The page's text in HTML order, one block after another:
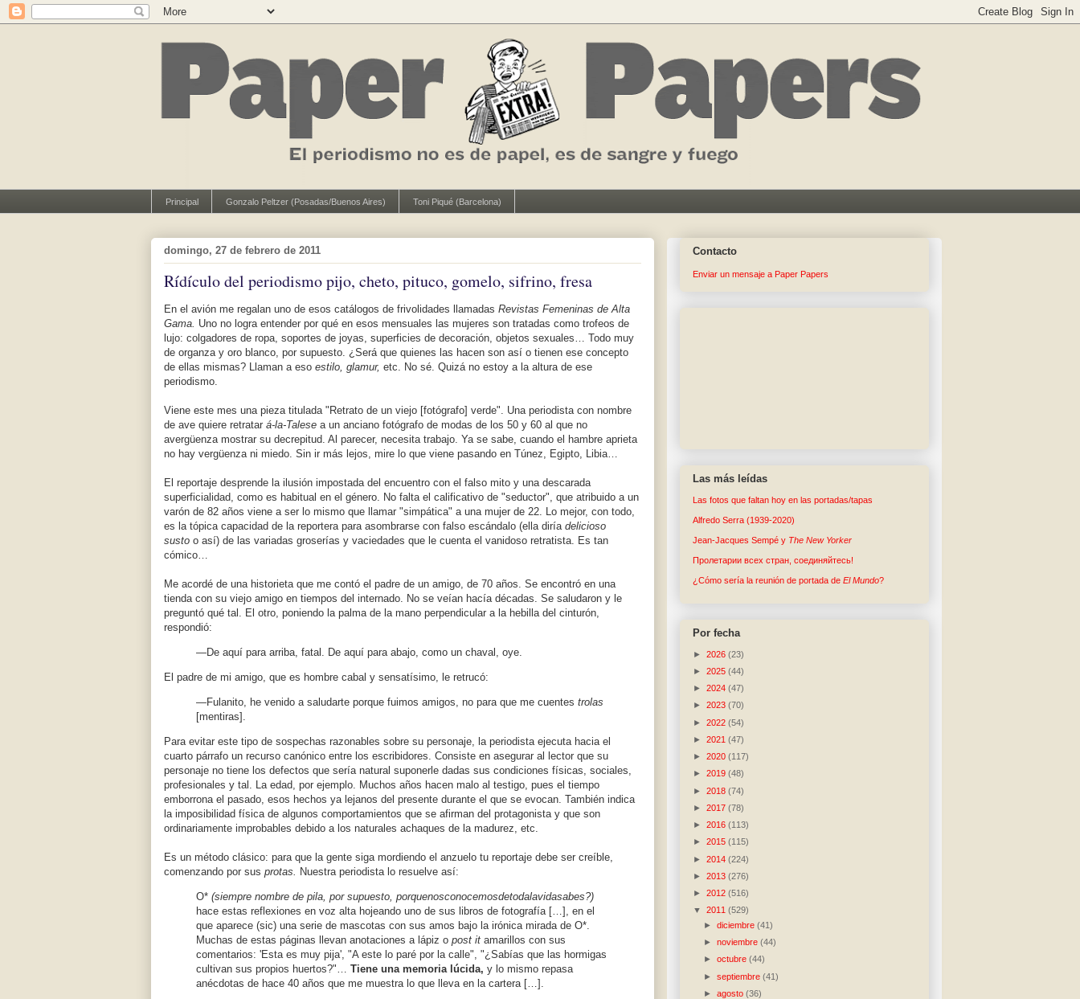
Principal Gonzalo Peltzer (Posadas/Buenos Aires) Toni Piqué (Barcelona)
domingo, 27 de febrero de 2011
Rídículo del periodismo pijo, cheto, pituco, gomelo, sifrino, fresa
En el avión me regalan uno de esos catálogos de frivolidades llamadas Revistas Femeninas de Alta
Gama. Uno no logra entender por qué en esos mensuales las mujeres son tratadas como trofeos de
lujo: colgadores de ropa, soportes de joyas, superficies de decoración, objetos sexuales… Todo muy
de organza y oro blanco, por supuesto. ¿Será que quienes las hacen son así o tienen ese concepto
de ellas mismas? Llaman a eso estilo, glamur, etc. No sé. Quizá no estoy a la altura de ese
periodismo.
Viene este mes una pieza titulada "Retrato de un viejo [fotógrafo] verde". Una periodista con nombre
de ave quiere retratar á-la-Talese a un anciano fotógrafo de modas de los 50 y 60 al que no
avergüenza mostrar su decrepitud. Al parecer, necesita trabajo. Ya se sabe, cuando el hambre aprieta
no hay vergüenza ni miedo. Sin ir más lejos, mire lo que viene pasando en Túnez, Egipto, Libia…
El reportaje desprende la ilusión impostada del encuentro con el falso mito y una descarada
superficialidad, como es habitual en el género. No falta el calificativo de "seductor", que atribuido a un
varón de 82 años viene a ser lo mismo que llamar "simpática" a una mujer de 22. Lo mejor, con todo,
es la tópica capacidad de la reportera para asombrarse con falso escándalo (ella diría delicioso
susto o así) de las variadas groserías y vaciedades que le cuenta el vanidoso retratista. Es tan
cómico…
Me acordé de una historieta que me contó el padre de un amigo, de 70 años. Se encontró en una
tienda con su viejo amigo en tiempos del internado. No se veían hacía décadas. Se saludaron y le
preguntó qué tal. El otro, poniendo la palma de la mano perpendicular a la hebilla del cinturón,
respondió:
—De aquí para arriba, fatal. De aquí para abajo, como un chaval, oye.
El padre de mi amigo, que es hombre cabal y sensatísimo, le retrucó:
—Fulanito, he venido a saludarte porque fuimos amigos, no para que me cuentes trolas
[mentiras].
Para evitar este tipo de sospechas razonables sobre su personaje, la periodista ejecuta hacia el
cuarto párrafo un recurso canónico entre los escribidores. Consiste en asegurar al lector que su
personaje no tiene los defectos que sería natural suponerle dadas sus condiciones físicas, sociales,
profesionales y tal. La edad, por ejemplo. Muchos años hacen malo al testigo, pues el tiempo
emborrona el pasado, esos hechos ya lejanos del presente durante el que se evocan. También indica
la imposibilidad física de algunos comportamientos que se afirman del protagonista y que son
ordinariamente improbables debido a los naturales achaques de la madurez, etc.
Es un método clásico: para que la gente siga mordiendo el anzuelo tu reportaje debe ser creíble,
comenzando por sus protas. Nuestra periodista lo resuelve así:
O* (siempre nombre de pila, por supuesto, porquenosconocemosdetodalavidasabes?)
hace estas reflexiones en voz alta hojeando uno de sus libros de fotografía […], en el
que aparece (sic) una serie de mascotas con sus amos bajo la irónica mirada de O*.
Muchas de estas páginas llevan anotaciones a lápiz o post it amarillos con sus
comentarios: 'Esta es muy pija', "A este lo paré por la calle", "¿Sabías que las hormigas
cultivan sus propios huertos?"… Tiene una memoria lúcida, y lo mismo repasa
anécdotas de hace 40 años que me muestra lo que lleva en la cartera […].
Contacto
Enviar un mensaje a Paper Papers
Las más leídas
Las fotos que faltan hoy en las portadas/tapas
Alfredo Serra (1939-2020)
Jean-Jacques Sempé y The New Yorker
Пролетарии всех стран, соединяйтесь!
¿Cómo sería la reunión de portada de El Mundo?
Por fecha
► 2026 (23)
► 2025 (44)
► 2024 (47)
► 2023 (70)
► 2022 (54)
► 2021 (47)
► 2020 (117)
► 2019 (48)
► 2018 (74)
► 2017 (78)
► 2016 (113)
► 2015 (115)
► 2014 (224)
► 2013 (276)
► 2012 (516)
▼ 2011 (529)
►diciembre(41)
►noviembre(44)
►octubre(44)
►septiembre(41)
►agosto(36)